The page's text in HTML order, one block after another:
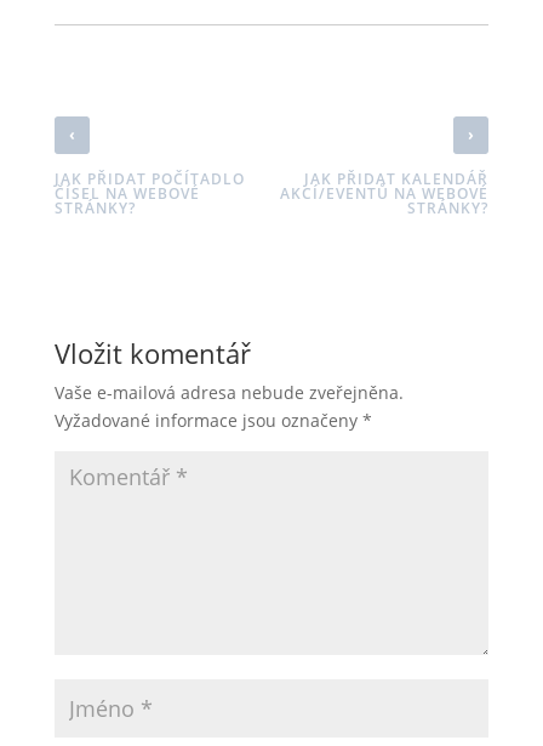
‹
JAK PŘIDAT POČÍTADLO
ČÍSEL NA WEBOVÉ
STRÁNKY?
›
JAK PŘIDAT KALENDÁŘ
AKCÍ/EVENTŮ NA WEBOVÉ
STRÁNKY?
Vložit komentář
Vaše e-mailová adresa nebude zveřejněna.
Vyžadované informace jsou označeny *